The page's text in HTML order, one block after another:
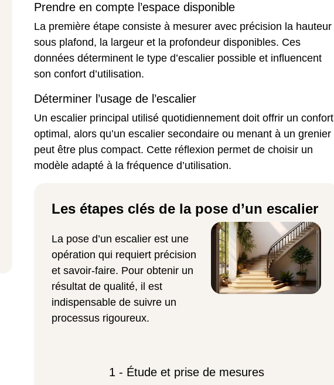
Prendre en compte l’espace disponible
La première étape consiste à mesurer avec précision la hauteur
sous plafond, la largeur et la profondeur disponibles. Ces
données déterminent le type d’escalier possible et influencent
son confort d’utilisation.
Déterminer l’usage de l’escalier
Un escalier principal utilisé quotidiennement doit offrir un confort
optimal, alors qu’un escalier secondaire ou menant à un grenier
peut être plus compact. Cette réflexion permet de choisir un
modèle adapté à la fréquence d’utilisation.
Les étapes clés de la pose d’un escalier
La pose d’un escalier est une
opération qui requiert précision
et savoir-faire. Pour obtenir un
résultat de qualité, il est
indispensable de suivre un
processus rigoureux.
1 - Étude et prise de mesures